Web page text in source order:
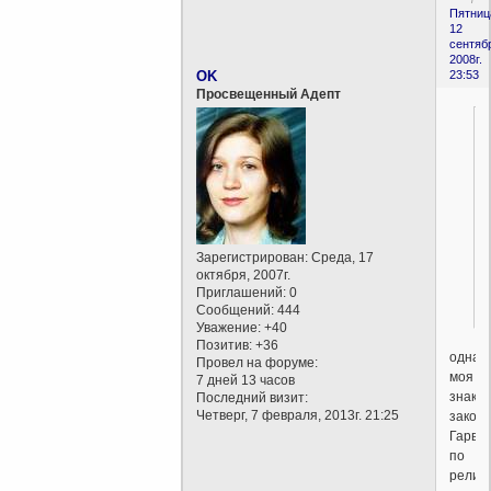
12
2008г.
23:53
OK
Просвещенный Адепт
Зарегистрирован: Среда, 17
октября, 2007г.
Приглашений: 0
Сообщений: 444
Уважение: +40
Позитив: +36
Провел на форуме:
7 дней 13 часов
Последний визит:
Четверг, 7 февраля, 2013г. 21:25
одна
моя
по